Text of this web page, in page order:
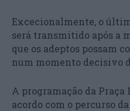
Excecionalmente, o
será transmitido após a
que os adeptos possam
num momento decisivo
A programação da Praça
acordo com o percurso